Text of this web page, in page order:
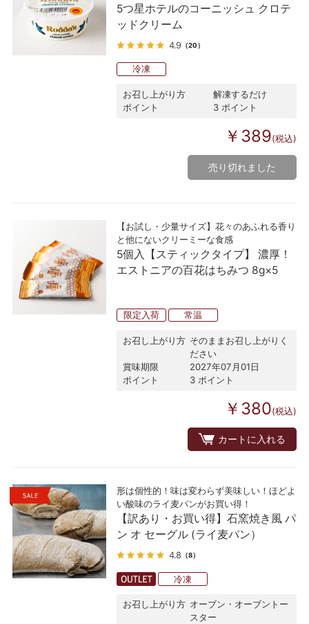
5つ星ホテルのコーニッシュ クロテ
ッドクリーム
4.9 （20）
冷凍
お召し上がり方
解凍するだけ
ポイント
3 ポイント
￥389(税込)
売り切れました
【お試し・少量サイズ】花々のあふれる香り
と他にないクリーミーな食感
5個入【スティックタイプ】 濃厚！
エストニアの百花はちみつ 8g×5
限定入荷 常温
お召し上がり方 そのままお召し上がりく
ださい
賞味期限
2027年07月01日
ポイント
3 ポイント
￥380(税込)
カートに入れる
形は個性的！味は変わらず美味しい！ほどよ
い酸味のライ麦パンがお買い得！
【訳あり・お買い得】石窯焼き風 パ
ン オ セーグル (ライ麦パン）
4.8 （8）
冷凍
お召し上がり方 オーブン・オーブントー
スター